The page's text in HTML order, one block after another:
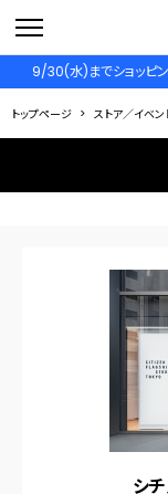
9/30(水)までショッピ
トップページ ストア／イベン
シ